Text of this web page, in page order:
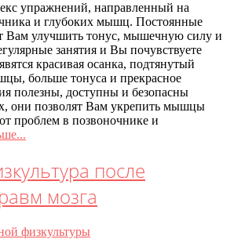
упражнений, направленный на
и глубоких мышц. Постоянные
Вам улучшить тонус, мышечную силу и
занятия и Вы почувствуете
красивая осанка, подтянутый
больше тонуса и прекрасное
полезны, доступны и безопасны
они позволят Вам укрепить мышцы
проблем в позвоночнике и
после
мозга
физкультуры